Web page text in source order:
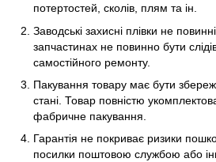
потертостей, сколів, плям та ін.
Заводські захисні плівки не
запчастинах не повинно бути
самостійного ремонту.
Пакування товару має бути
стані. Товар повністю
фабричне пакування.
Гарантія не покриває ризики
посилки поштовою службою або